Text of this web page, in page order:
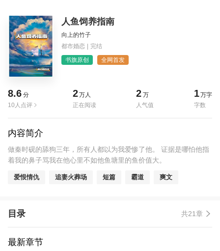
人鱼饲养指南
向上的竹子
都市婚恋 | 完结
书旗原创 全网首发
8.6 分
10人点评
2万人
正在阅读
2 万
人气值
1万字
字数
内容简介
做秦时砚的舔狗三年，所有人都以为我爱惨了他。 证据是哪怕他指
着我的鼻子骂我在他心里不如他鱼塘里的鱼价值大。
爱恨情仇 追妻火葬场 短篇 霸道 爽文
目录 共21章
最新章节